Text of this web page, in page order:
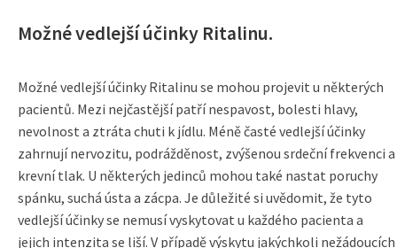
Možné vedlejší účinky Ritalinu.
Možné vedlejší účinky Ritalinu se mohou projevit u některých
pacientů. Mezi nejčastější patří nespavost, bolesti hlavy,
nevolnost a ztráta chuti k jídlu. Méně časté vedlejší účinky
zahrnují nervozitu, podrážděnost, zvýšenou srdeční frekvenci a
krevní tlak. U některých jedinců mohou také nastat poruchy
spánku, suchá ústa a zácpa. Je důležité si uvědomit, že tyto
vedlejší účinky se nemusí vyskytovat u každého pacienta a
jejich intenzita se liší. V případě výskytu jakýchkoli nežádoucích